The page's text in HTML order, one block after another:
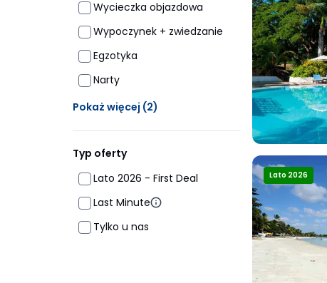
Wycieczka objazdowa
Wypoczynek + zwiedzanie
Egzotyka
Narty
Pokaż więcej (2)
Typ oferty
Lato 2026 - First Deal
Last Minute
Tylko u nas
Lato 2026